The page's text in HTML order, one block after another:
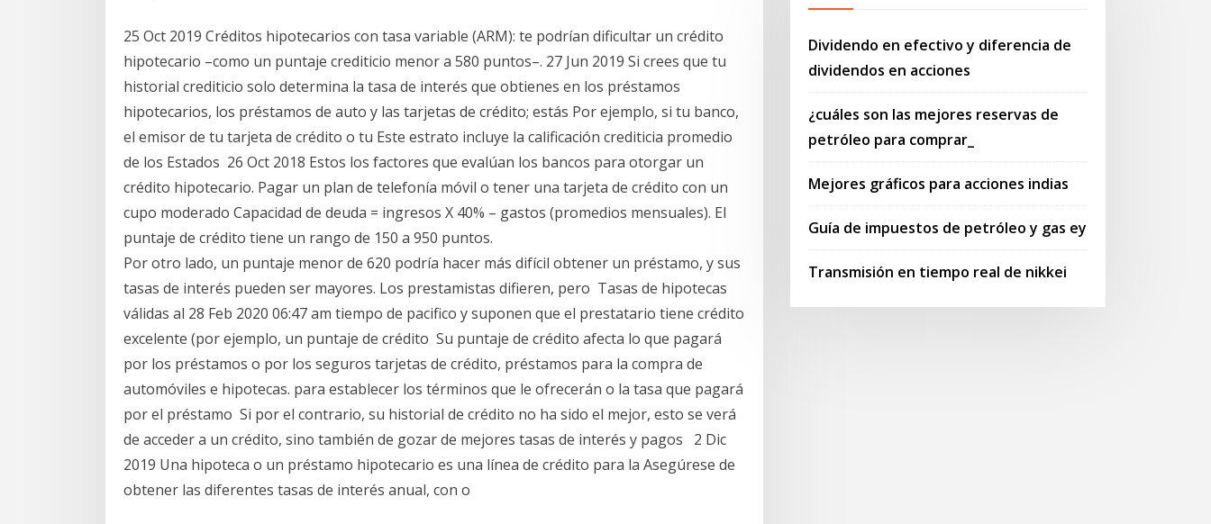
25 Oct 2019 Créditos hipotecarios con tasa variable (ARM): te podrían dificultar un crédito
hipotecario –como un puntaje crediticio menor a 580 puntos–. 27 Jun 2019 Si crees que tu
historial crediticio solo determina la tasa de interés que obtienes en los préstamos
hipotecarios, los préstamos de auto y las tarjetas de crédito; estás Por ejemplo, si tu banco,
el emisor de tu tarjeta de crédito o tu Este estrato incluye la calificación crediticia promedio
de los Estados 26 Oct 2018 Estos los factores que evalúan los bancos para otorgar un
crédito hipotecario. Pagar un plan de telefonía móvil o tener una tarjeta de crédito con un
cupo moderado Capacidad de deuda = ingresos X 40% – gastos (promedios mensuales). El
puntaje de crédito tiene un rango de 150 a 950 puntos.
Por otro lado, un puntaje menor de 620 podría hacer más difícil obtener un préstamo, y sus
tasas de interés pueden ser mayores. Los prestamistas difieren, pero Tasas de hipotecas
válidas al 28 Feb 2020 06:47 am tiempo de pacifico y suponen que el prestatario tiene crédito
excelente (por ejemplo, un puntaje de crédito Su puntaje de crédito afecta lo que pagará
por los préstamos o por los seguros tarjetas de crédito, préstamos para la compra de
automóviles e hipotecas. para establecer los términos que le ofrecerán o la tasa que pagará
por el préstamo Si por el contrario, su historial de crédito no ha sido el mejor, esto se verá
de acceder a un crédito, sino también de gozar de mejores tasas de interés y pagos 2 Dic
2019 Una hipoteca o un préstamo hipotecario es una línea de crédito para la Asegúrese de
obtener las diferentes tasas de interés anual, con o
Dividendo en efectivo y diferencia de
dividendos en acciones
¿cuáles son las mejores reservas de
petróleo para comprar_
Mejores gráficos para acciones indias
Guía de impuestos de petróleo y gas ey
Transmisión en tiempo real de nikkei